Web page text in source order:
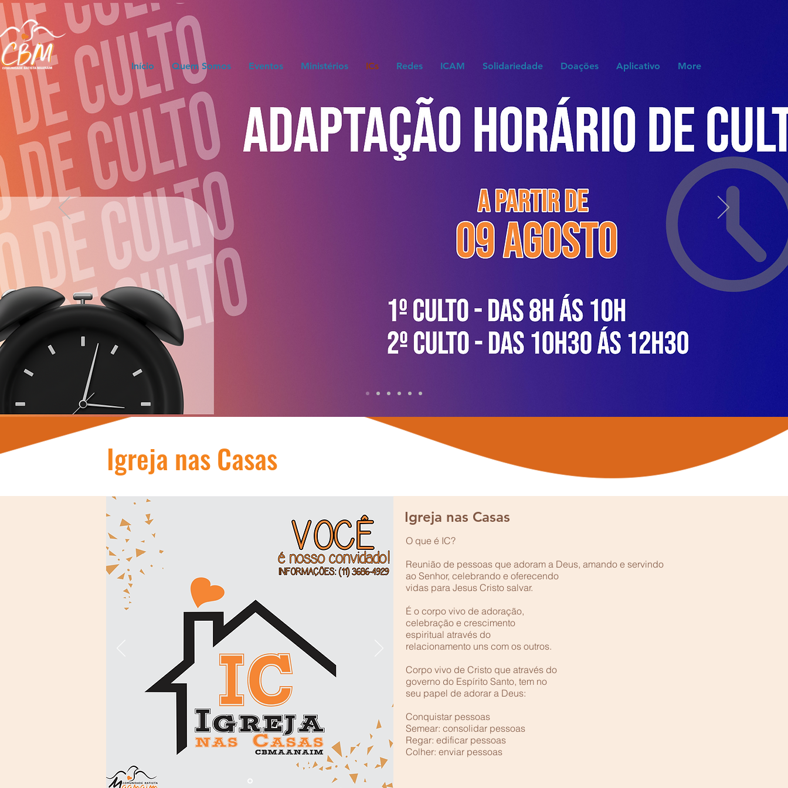
Início Quem Somos Eventos Ministérios ICs Redes ICAM Solidariedade Doações Aplicativo More
Igreja nas Casas
Igreja nas Casas
O que é IC?
Reunião de pessoas que adoram a Deus, amando e servindo
ao Senhor, celebrando e oferecendo
vidas para Jesus Cristo salvar.
É o corpo vivo de adoração,
celebração e crescimento
espiritual através do
relacionamento uns com os outros.
Corpo vivo de Cristo que através do
governo do Espírito Santo, tem no
seu papel de adorar a Deus:
Conquistar pessoas
Semear: consolidar pessoas
Regar: edificar pessoas
Colher: enviar pessoas